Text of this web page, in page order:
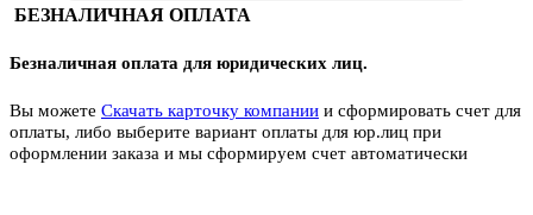
БЕЗНАЛИЧНАЯ ОПЛАТА
Безналичная оплата для юридических лиц.
Вы можете Скачать карточку компании и сформировать счет для
оплаты, либо выберите вариант оплаты для юр.лиц при
оформлении заказа и мы сформируем счет автоматически